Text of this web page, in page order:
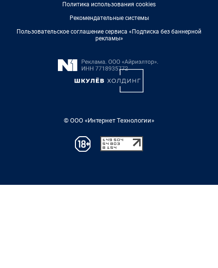
Политика использования cookies
Рекомендательные системы
Пользовательское соглашение сервиса «Подписка без баннерной
рекламы»
© ООО «Интернет Технологии»